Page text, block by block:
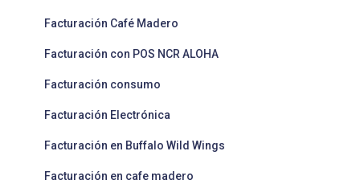
Facturación Café Madero
Facturación con POS NCR ALOHA
Facturación consumo
Facturación Electrónica
Facturación en Buffalo Wild Wings
Facturación en cafe madero